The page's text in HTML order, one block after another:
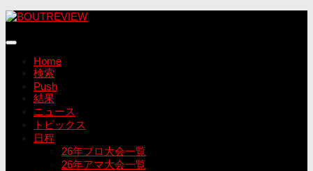
コ
テ
Home
検索
Push
結果
ニュース
トピックス
日程
26年プロ大会一覧
26年アマ大会一覧